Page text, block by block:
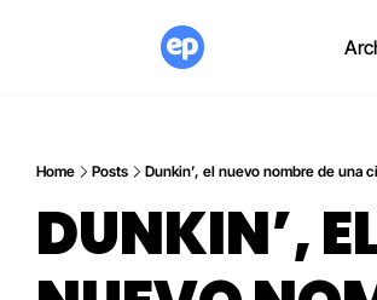
Home Posts Dunkin’, el nuevo nombre de una
DUNKIN’,